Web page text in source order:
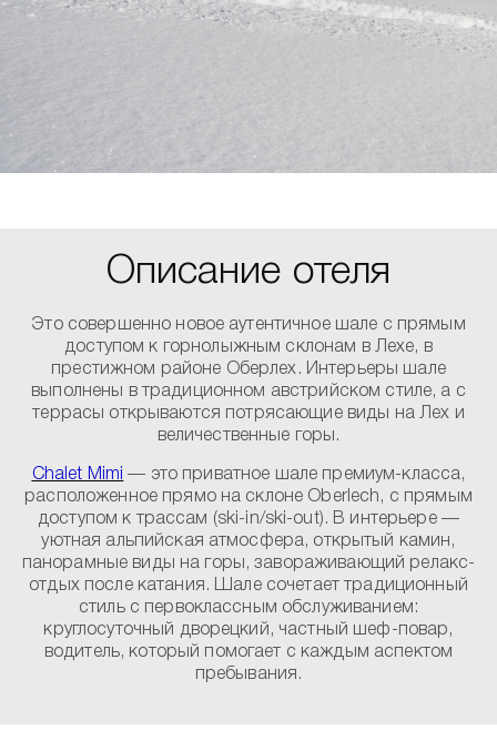
Описание отеля
Это совершенно новое аутентичное шале с прямым
доступом к горнолыжным склонам в Лехе, в
престижном районе Оберлех. Интерьеры шале
выполнены в традиционном австрийском стиле, а с
террасы открываются потрясающие виды на Лех и
величественные горы.
Chalet Mimi — это приватное шале премиум-класса,
расположенное прямо на склоне Oberlech, с прямым
доступом к трассам (ski-in/ski-out). В интерьере —
уютная альпийская атмосфера, открытый камин,
панорамные виды на горы, завораживающий релакс-
отдых после катания. Шале сочетает традиционный
стиль с первоклассным обслуживанием:
круглосуточный дворецкий, частный шеф-повар,
водитель, который помогает с каждым аспектом
пребывания.